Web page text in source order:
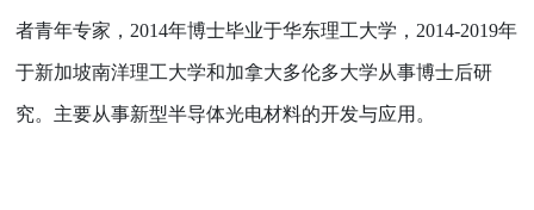
者青年专家， 2014年博士毕业于华东理工大学， 2014-2019年
于新加坡南洋理工大学和加拿大多伦多大学从事博士后研
究。主要从事新型半导体光电材料的开发与应用。